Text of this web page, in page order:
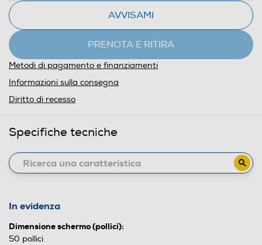
AVVISAMI
PRENOTA E RITIRA
Metodi di pagamento e finanziamenti
Informazioni sulla consegna
Diritto di recesso
Specifiche tecniche
In evidenza
Dimensione schermo (pollici):
50 pollici